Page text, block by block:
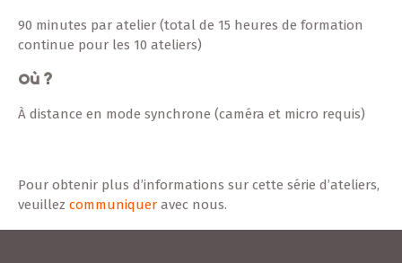
90 minutes par atelier (total de 15 heures de formation
continue pour les 10 ateliers)
Où ?
À distance en mode synchrone (caméra et micro requis)
Pour obtenir plus d’informations sur cette série d’ateliers,
veuillez communiquer avec nous.